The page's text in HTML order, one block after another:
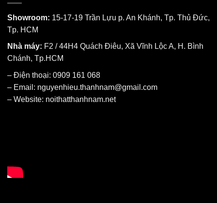
Showroom: 15-17-19 Trần Lựu p. An Khánh, Tp. Thủ Đức,
Tp. HCM
Nhà máy: F2 / 44H4 Quách Điêu, Xã Vĩnh Lộc A, H. Bình
Chánh, Tp.HCM
– Điện thoại: 0909 161 068
– Email: nguyenhieu.thanhnam@gmail.com
– Website: noithatthanhnam.net